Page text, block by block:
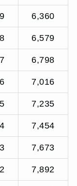
6,360
6,579
6,798
7,016
7,235
7,454
7,673
7,892